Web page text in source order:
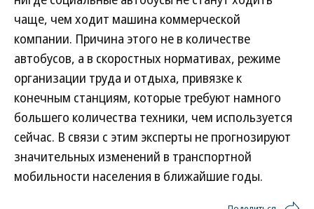
чаще, чем ходит машина коммерческой
компании. Причина этого не в количестве
автобусов, а в скоростных нормативах, режиме
организации труда и отдыха, привязке к
конечным станциям, которые требуют намного
большего количества техники, чем используется
сейчас. В связи с этим эксперты не прогнозируют
значительных изменений в транспортной
мобильности населения в ближайшие годы.